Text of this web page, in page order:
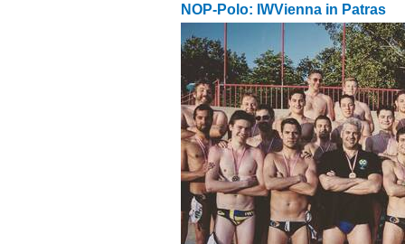
NOP-Polo: IWVienna in Patras